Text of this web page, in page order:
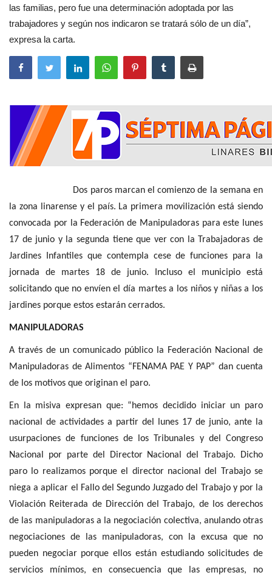
las familias, pero fue una determinación adoptada por las
trabajadores y según nos indicaron se tratará sólo de un día”,
expresa la carta.
Dos paros marcan el comienzo de la semana en
la zona linarense y el país. La primera movilización está siendo
convocada por la Federación de Manipuladoras para este lunes
17 de junio y la segunda tiene que ver con la Trabajadoras de
Jardines Infantiles que contempla cese de funciones para la
jornada de martes 18 de junio. Incluso el municipio está
solicitando que no envíen el día martes a los niños y niñas a los
jardines porque estos estarán cerrados.
MANIPULADORAS
A través de un comunicado público la Federación Nacional de
Manipuladoras de Alimentos “FENAMA PAE Y PAP” dan cuenta
de los motivos que originan el paro.
En la misiva expresan que: “hemos decidido iniciar un paro
nacional de actividades a partir del lunes 17 de junio, ante la
usurpaciones de funciones de los Tribunales y del Congreso
Nacional por parte del Director Nacional del Trabajo. Dicho
paro lo realizamos porque el director nacional del Trabajo se
niega a aplicar el Fallo del Segundo Juzgado del Trabajo y por la
Violación Reiterada de Dirección del Trabajo, de los derechos
de las manipuladoras a la negociación colectiva, anulando otras
negociaciones de las manipuladoras, con la excusa que no
pueden negociar porque ellos están estudiando solicitudes de
servicios mínimos, en consecuencia que las empresas, no